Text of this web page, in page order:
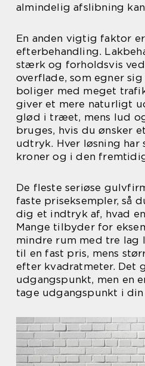
almindelig afslibning
En anden vigtig faktor
efterbehandling.
stærk og forholdsvis
overflade, som egner
boliger med meget
giver et mere naturligt
glød i træet, mens lud
bruges, hvis du ønsker
udtryk. Hver løsning har
kroner og i den
De fleste seriøse
faste priseksempler, så
dig et indtryk af, hvad
Mange tilbyder for
mindre rum med tre lag
til en fast pris, mens
efter kvadratmeter. Det
udgangspunkt, men en
tage udgangspunkt i